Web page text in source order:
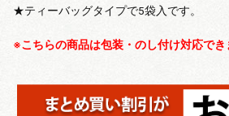
★ティーバッグタイプで5袋入です。
※こちらの商品は包装・のし付け対応でき